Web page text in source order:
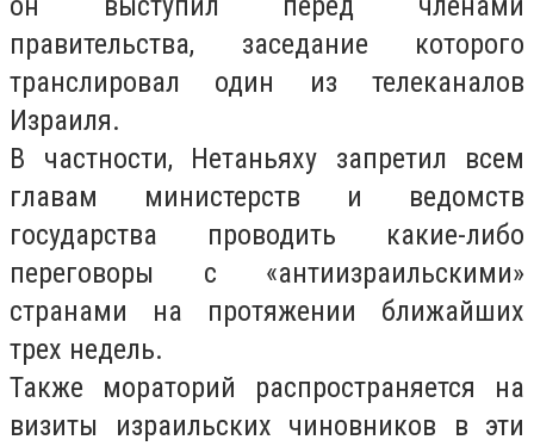
правительства, заседание которого
транслировал один из телеканалов
Израиля.
В частности, Нетаньяху запретил всем
главам министерств и ведомств
государства проводить какие-либо
переговоры с «антиизраильскими»
странами на протяжении ближайших
трех недель.
Также мораторий распространяется на
визиты израильских чиновников в эти